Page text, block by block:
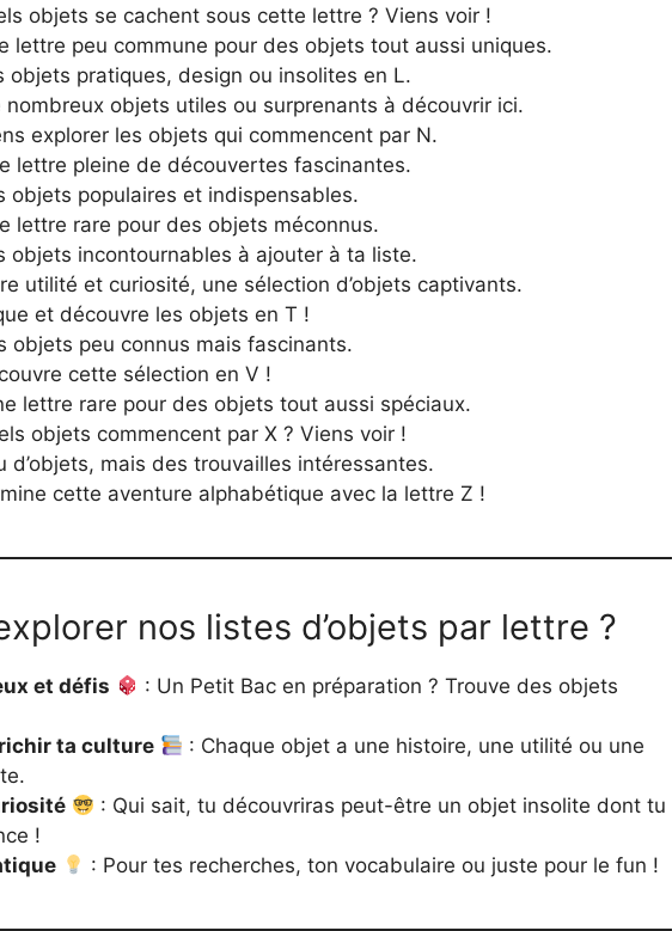
objets se cachent sous cette lettre ? Viens voir !
lettre peu commune pour des objets tout aussi uniques.
objets pratiques, design ou insolites en L.
nombreux objets utiles ou surprenants à découvrir ici.
explorer les objets qui commencent par N.
lettre pleine de découvertes fascinantes.
objets populaires et indispensables.
lettre rare pour des objets méconnus.
objets incontournables à ajouter à ta liste.
utilité et curiosité, une sélection d’objets captivants.
et découvre les objets en T !
objets peu connus mais fascinants.
cette sélection en V !
lettre rare pour des objets tout aussi spéciaux.
objets commencent par X ? Viens voir !
d’objets, mais des trouvailles intéressantes.
cette aventure alphabétique avec la lettre Z !
nos listes d’objets par lettre ?
et défis
: Un Petit Bac en préparation ? Trouve des objets
ta culture
: Chaque objet a une histoire, une utilité ou une
: Qui sait, tu découvriras peut-être un objet insolite dont tu
!
: Pour tes recherches, ton vocabulaire ou juste pour le fun !